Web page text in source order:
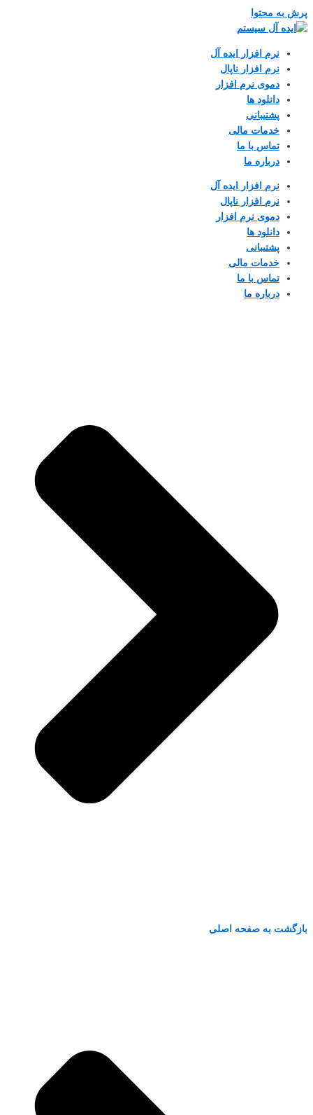
پرش به محتوا
نرم افزار ایده آل
نرم افزار ناپال
دموی نرم افزار
دانلود ها
پشتیبانی
خدمات مالی
تماس با ما
درباره ما
نرم افزار ایده آل
نرم افزار ناپال
دموی نرم افزار
دانلود ها
پشتیبانی
خدمات مالی
تماس با ما
درباره ما
بازگشت به صفحه اصلی